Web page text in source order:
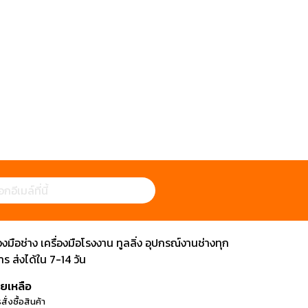
อช่าง เครื่องมือโรงงาน ทูลลิ่ง อุปกรณ์งานช่างทุก
ส่งได้ใน 7-14 วัน
เหลือ
สั่งซื้อสินค้า